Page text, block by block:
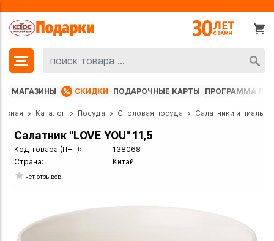
МАГАЗИНЫ СКИДКИ ПОДАРОЧНЫЕ КАРТЫ ПРОГРАММА
Каталог Посуда Столовая посуда Салатники и пиалы
Салатник "LOVE YOU" 11,5
Код товара (ПНТ):
138068
Страна:
Китай
нет отзывов